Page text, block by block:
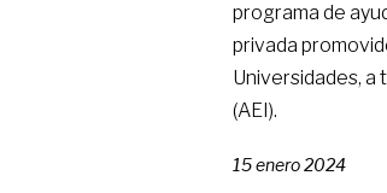
programa de
privada
Universidades, a
(AEI).
15 enero 2024